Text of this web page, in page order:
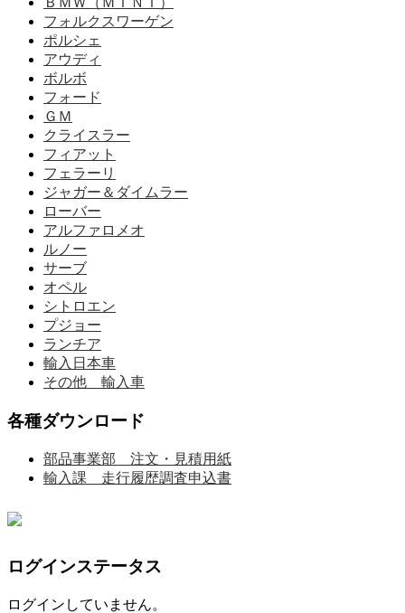
フォルクスワーゲン
ポルシェ
アウディ
ボルボ
フォード
ＧＭ
クライスラー
フィアット
フェラーリ
ジャガー＆ダイムラー
ローバー
アルファロメオ
ルノー
サーブ
オペル
シトロエン
プジョー
ランチア
輸入日本車
その他 輸入車
各種ダウンロード
部品事業部 注文・見積用紙
輸入課 走行履歴調査申込書
ログインステータス
ログインしていません。